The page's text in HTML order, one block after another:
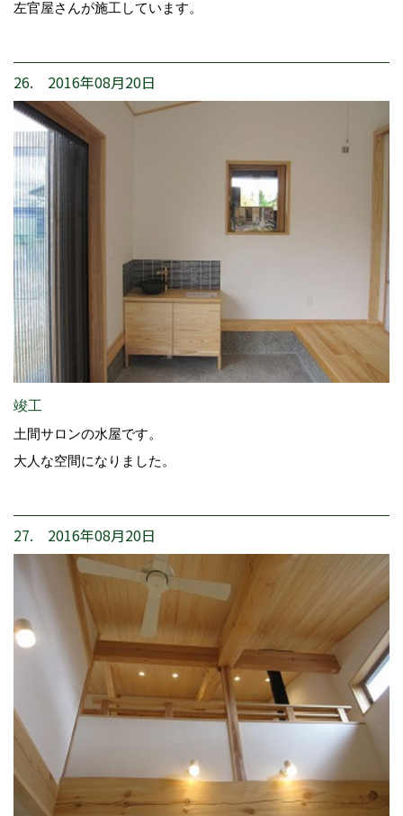
左官屋さんが施工しています。
26. 2016年08月20日
竣工
土間サロンの水屋です。
大人な空間になりました。
27. 2016年08月20日